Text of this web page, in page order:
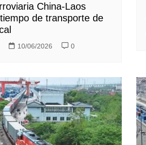
China-Laos
de transporte de
10/06/2026 0